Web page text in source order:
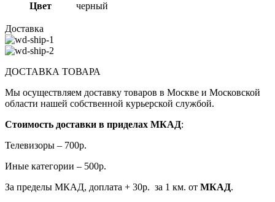
Цвет черный
Доставка
ДОСТАВКА ТОВАРА
Мы осуществляем доставку товаров в Москве и Московской
области нашей собственной курьерской службой.
Стоимость доставки в приделах МКАД:
Телевизоры – 700р.
Иные категории – 500р.
За пределы МКАД, доплата + 30р. за 1 км. от МКАД.